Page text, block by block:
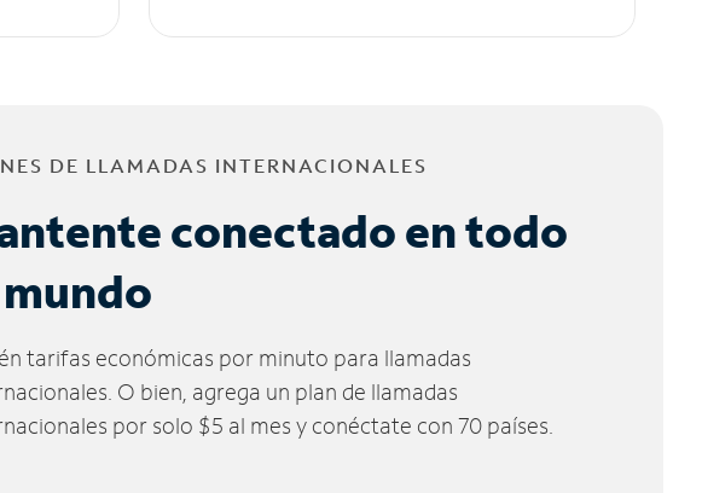
DE LLAMADAS INTERNACIONALES
conectado en todo
tarifas económicas por minuto para llamadas
O bien, agrega un plan de llamadas
por solo $5 al mes y conéctate con 70 países.